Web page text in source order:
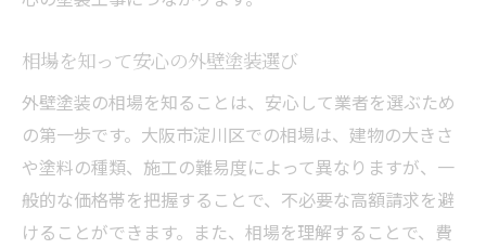
相場を知って安心の外壁塗装選び
外壁塗装の相場を知ることは、安心して業者を選ぶため
の第一歩です。大阪市淀川区での相場は、建物の大きさ
や塗料の種類、施工の難易度によって異なりますが、一
般的な価格帯を把握することで、不必要な高額請求を避
けることができます。また、相場を理解することで、費